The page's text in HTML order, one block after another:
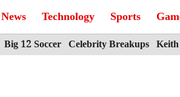
Technology Sports
Big 12 Soccer Celebrity Breakups